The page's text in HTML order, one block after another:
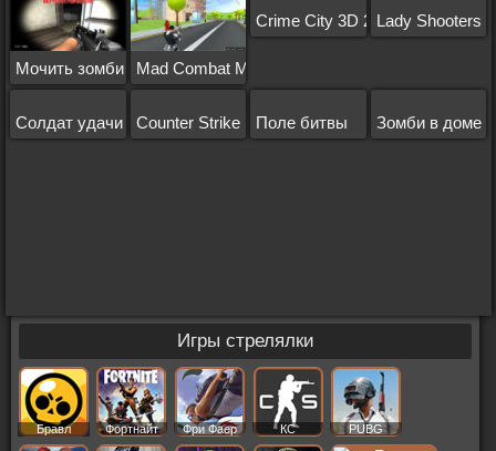
Мочить зомби Mad Combat Marines
Crime City 3D 2 Lady Shooters
Солдат удачи Counter Strike SourceПоле битвы Зомби в доме
Игры стрелялки
Бравл
Старс
Фортнайт Фри Фаер КС PUBG